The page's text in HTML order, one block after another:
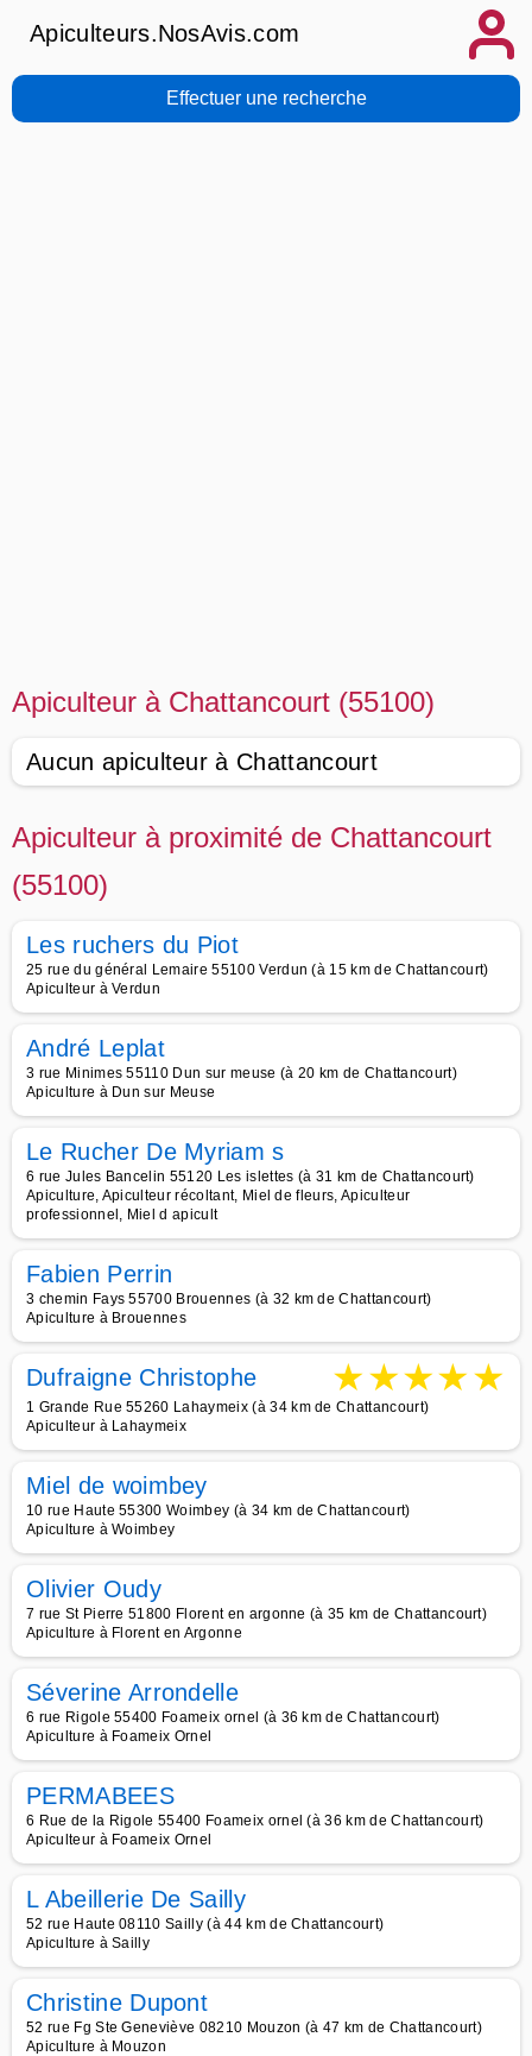
Apiculteurs.NosAvis.com
Effectuer une recherche
Apiculteur à Chattancourt (55100)
Aucun apiculteur à Chattancourt
Apiculteur à proximité de Chattancourt
(55100)
Les ruchers du Piot
25 rue du général Lemaire 55100 Verdun (à 15 km de Chattancourt)
Apiculteur à Verdun
André Leplat
3 rue Minimes 55110 Dun sur meuse (à 20 km de Chattancourt)
Apiculture à Dun sur Meuse
Le Rucher De Myriam s
6 rue Jules Bancelin 55120 Les islettes (à 31 km de Chattancourt)
Apiculture, Apiculteur récoltant, Miel de fleurs, Apiculteur
professionnel, Miel d apicult
Fabien Perrin
3 chemin Fays 55700 Brouennes (à 32 km de Chattancourt)
Apiculture à Brouennes
Dufraigne Christophe ★★★★★
1 Grande Rue 55260 Lahaymeix (à 34 km de Chattancourt)
Apiculteur à Lahaymeix
Miel de woimbey
10 rue Haute 55300 Woimbey (à 34 km de Chattancourt)
Apiculture à Woimbey
Olivier Oudy
7 rue St Pierre 51800 Florent en argonne (à 35 km de Chattancourt)
Apiculture à Florent en Argonne
Séverine Arrondelle
6 rue Rigole 55400 Foameix ornel (à 36 km de Chattancourt)
Apiculture à Foameix Ornel
PERMABEES
6 Rue de la Rigole 55400 Foameix ornel (à 36 km de Chattancourt)
Apiculteur à Foameix Ornel
L Abeillerie De Sailly
52 rue Haute 08110 Sailly (à 44 km de Chattancourt)
Apiculture à Sailly
Christine Dupont
52 rue Fg Ste Geneviève 08210 Mouzon (à 47 km de Chattancourt)
Apiculture à Mouzon